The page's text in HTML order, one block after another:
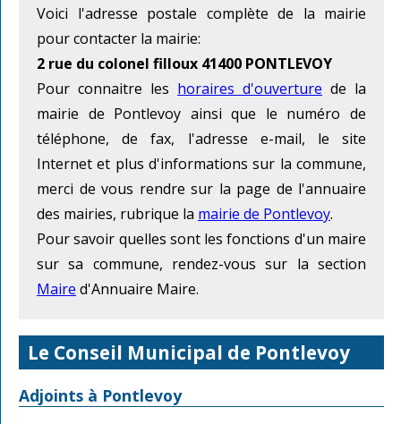
Voici l'adresse postale complète de la mairie
pour contacter la mairie:
2 rue du colonel filloux 41400 PONTLEVOY
Pour connaitre les horaires d'ouverture de la
mairie de Pontlevoy ainsi que le numéro de
téléphone, de fax, l'adresse e-mail, le site
Internet et plus d'informations sur la commune,
merci de vous rendre sur la page de l'annuaire
des mairies, rubrique la mairie de Pontlevoy.
Pour savoir quelles sont les fonctions d'un maire
sur sa commune, rendez-vous sur la section
Maire d'Annuaire Maire.
Le Conseil Municipal de Pontlevoy
Adjoints à Pontlevoy